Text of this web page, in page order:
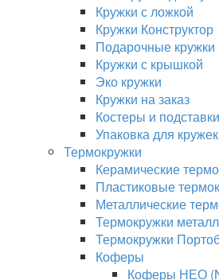
Кружки с ложкой
Кружки Конструктор
Подарочные кружки
Кружки с крышкой
Эко кружки
Кружки на заказ
Костеры и подставки
Упаковка для кружек
Термокружки
Керамические
Пластиковые
Металлические
Термокружки
Термокружки
Коферы
Коферы НЕО